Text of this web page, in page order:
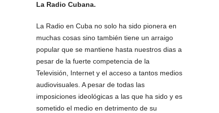
La Radio Cubana.
La Radio en Cuba no solo ha sido pionera en
muchas cosas sino también tiene un arraigo
popular que se mantiene hasta nuestros dias a
pesar de la fuerte competencia de la
Televisión, Internet y el acceso a tantos medios
audiovisuales. A pesar de todas las
imposiciones ideológicas a las que ha sido y es
sometido el medio en detrimento de su